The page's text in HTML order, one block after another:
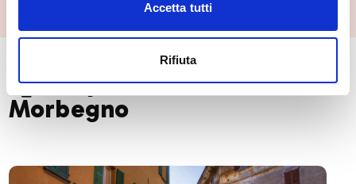
Accetta tutti
Rifiuta
🏘️ Scopri il comune di
Morbegno